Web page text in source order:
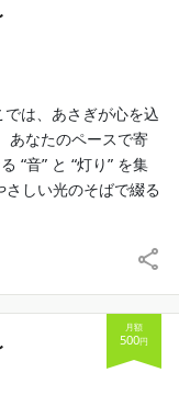
を
さなアトリエ。
嬉しいです。
がけています。
して、
を音にのせていま
は、あさぎが心を込
あなたのペースで寄
“音” と “灯り” を集
しい光のそばで綴る
月額
500円